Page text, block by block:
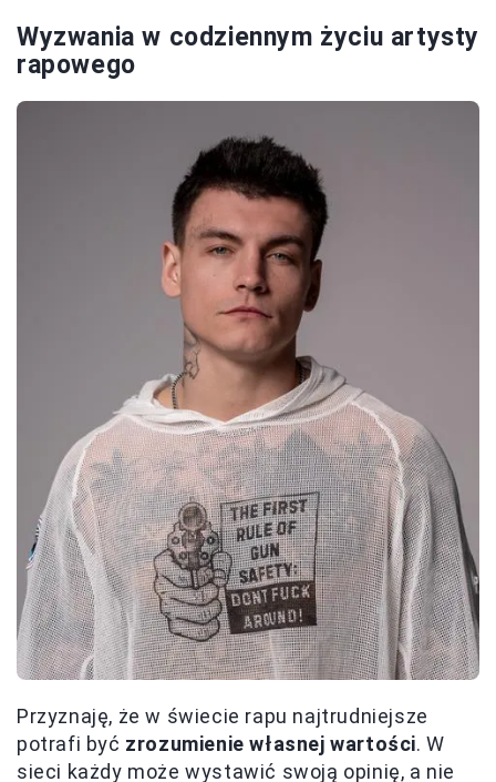
Wyzwania w codziennym życiu artysty
rapowego
Przyznaję, że w świecie rapu najtrudniejsze
potrafi być zrozumienie własnej wartości. W
sieci każdy może wystawić swoją opinię, a nie